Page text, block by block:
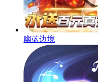
幽蓝边境